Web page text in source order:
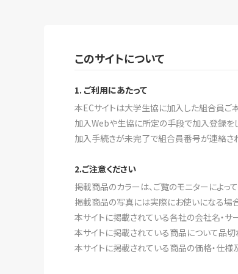
このサイトについて
1. ご利用にあたって
本ECサイトは大学生協に加入した組合員ご
加入Webや生協に所定の手段で加入登録をし
加入手続きが未完了で組合員番号が連絡さ
2.ご注意ください
掲載商品のカラーは、ご覧のモニターによっ
掲載商品の写真には実際にお使いになる場
本サイトに掲載されている各社の会社名・サ
本サイトに掲載されている商品について品切
本サイトに掲載されている商品の価格・仕様